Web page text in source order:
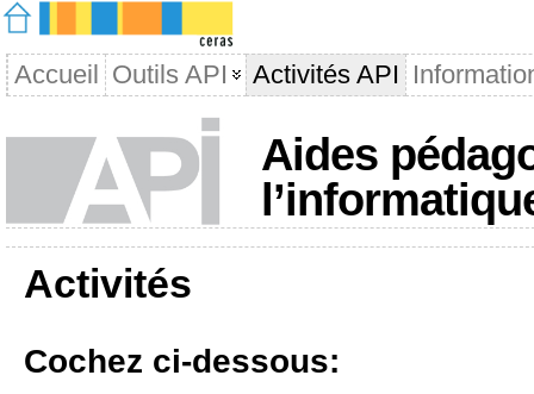
Accueil Outils API Activités API
Aides
Activités
Cochez ci-dessous: